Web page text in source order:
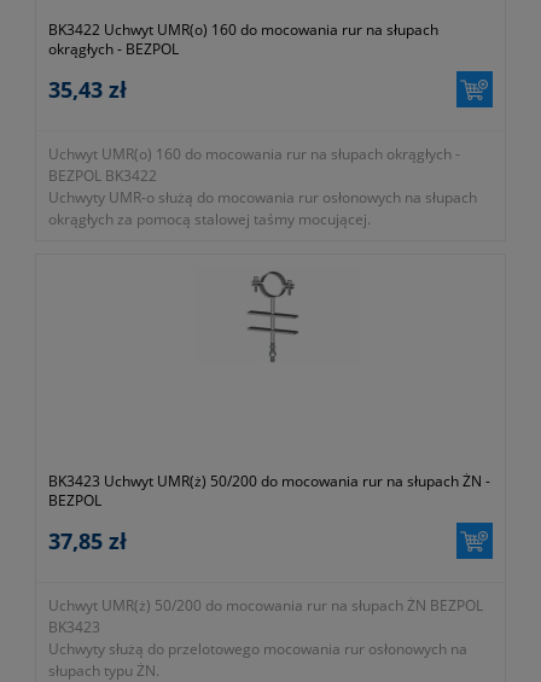
BK3422 Uchwyt UMR(o) 160 do mocowania rur na słupach
okrągłych - BEZPOL
35,43 zł
Uchwyt UMR(o) 160 do mocowania rur na słupach okrągłych -
BEZPOL BK3422
Uchwyty UMR-o służą do mocowania rur osłonowych na słupach
okrągłych za pomocą stalowej taśmy mocującej.
BK3423 Uchwyt UMR(ż) 50/200 do mocowania rur na słupach ŻN -
BEZPOL
37,85 zł
Uchwyt UMR(ż) 50/200 do mocowania rur na słupach ŻN BEZPOL
BK3423
Uchwyty służą do przelotowego mocowania rur osłonowych na
słupach typu ŻN.